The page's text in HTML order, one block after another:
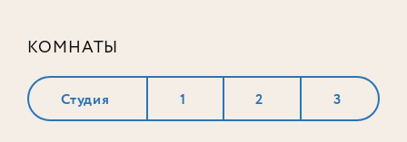
КОМНАТЫ
Студия 1 2 3